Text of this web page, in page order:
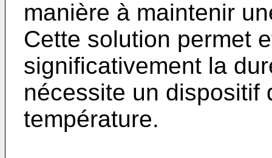
manière à maintenir
Cette solution permet
significativement la
nécessite un dispositif
température.